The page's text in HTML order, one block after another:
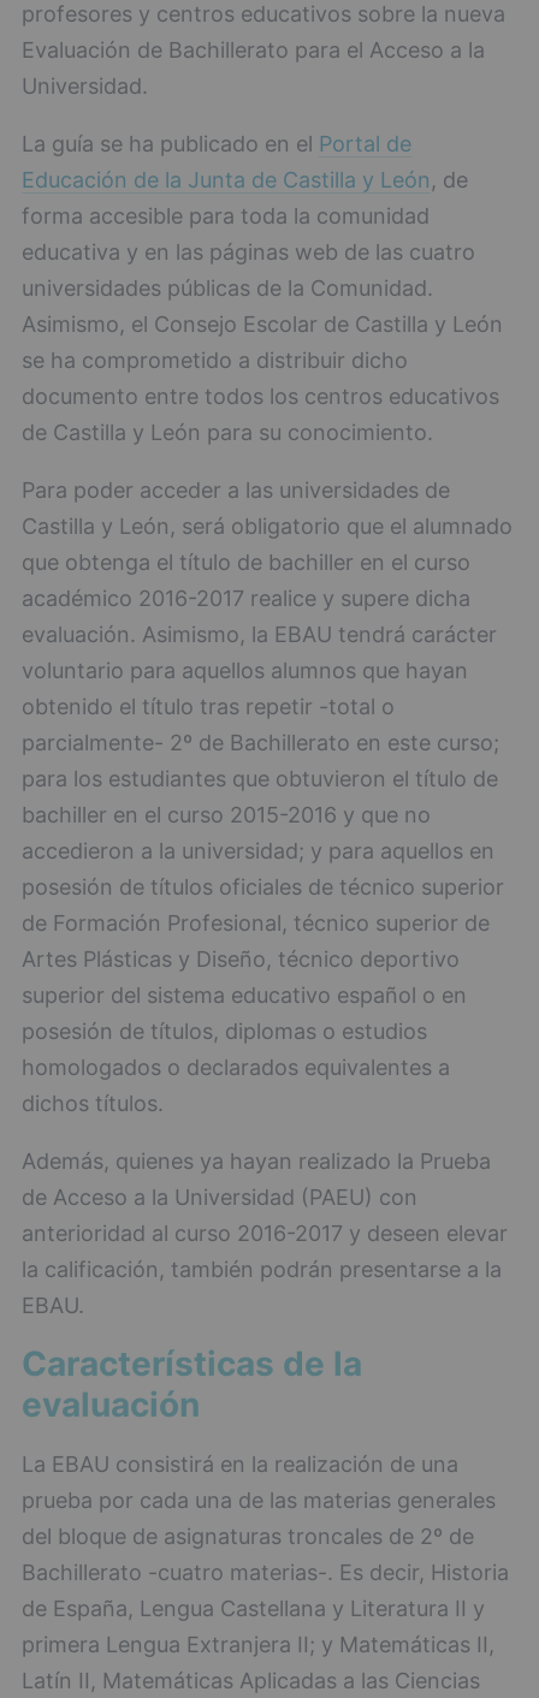
profesores y centros educativos sobre la nueva
Evaluación de Bachillerato para el Acceso a la
Universidad.
La guía se ha publicado en el Portal de
Educación de la Junta de Castilla y León, de
forma accesible para toda la comunidad
educativa y en las páginas web de las cuatro
universidades públicas de la Comunidad.
Asimismo, el Consejo Escolar de Castilla y León
se ha comprometido a distribuir dicho
documento entre todos los centros educativos
de Castilla y León para su conocimiento.
Para poder acceder a las universidades de
Castilla y León, será obligatorio que el alumnado
que obtenga el título de bachiller en el curso
académico 2016-2017 realice y supere dicha
evaluación. Asimismo, la EBAU tendrá carácter
voluntario para aquellos alumnos que hayan
obtenido el título tras repetir -total o
parcialmente- 2º de Bachillerato en este curso;
para los estudiantes que obtuvieron el título de
bachiller en el curso 2015-2016 y que no
accedieron a la universidad; y para aquellos en
posesión de títulos oficiales de técnico superior
de Formación Profesional, técnico superior de
Artes Plásticas y Diseño, técnico deportivo
superior del sistema educativo español o en
posesión de títulos, diplomas o estudios
homologados o declarados equivalentes a
dichos títulos.
Además, quienes ya hayan realizado la Prueba
de Acceso a la Universidad (PAEU) con
anterioridad al curso 2016-2017 y deseen elevar
la calificación, también podrán presentarse a la
EBAU.
Características de la
evaluación
La EBAU consistirá en la realización de una
prueba por cada una de las materias generales
del bloque de asignaturas troncales de 2º de
Bachillerato -cuatro materias-. Es decir, Historia
de España, Lengua Castellana y Literatura II y
primera Lengua Extranjera II; y Matemáticas II,
Latín II, Matemáticas Aplicadas a las Ciencias